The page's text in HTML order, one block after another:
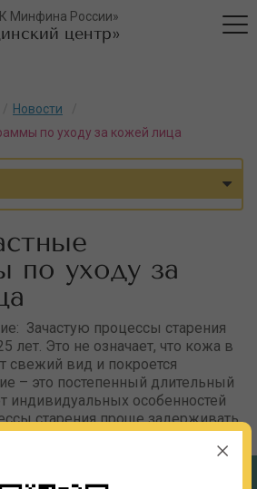
Минфина России»
центр»
Новости
по уходу за кожей лица
по уходу за
Зачастую процессы старения
лет. Это не означает, что кожа в
свежий вид и покроется
– это постепенный длительный
индивидуальных особенностей
старения проще задерживать,
возрастными изменениями.